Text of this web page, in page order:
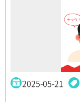
2025-05-21